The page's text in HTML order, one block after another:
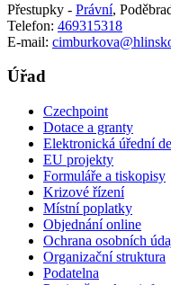
Přestupky - Právní,
Telefon: 469315318
E-mail:
Úřad
Czechpoint
Dotace a granty
Elektronická úřední
EU projekty
Formuláře a tiskopisy
Krizové řízení
Místní poplatky
Objednání online
Ochrana osobních
Organizační struktura
Podatelna